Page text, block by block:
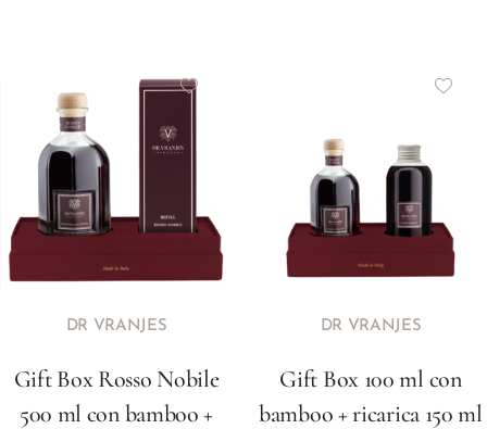
DR VRANJES
Gift Box Rosso Nobile
500 ml con bamboo +
DR VRANJES
Gift Box 100 ml con
bamboo + ricarica 150 ml